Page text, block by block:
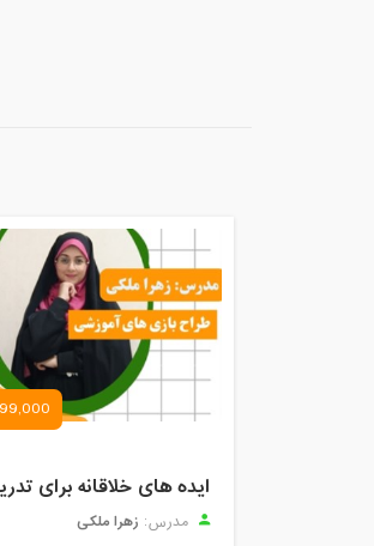
99,000 تومان
ایده های خلاقانه برای
مدرس: زهرا ملکی